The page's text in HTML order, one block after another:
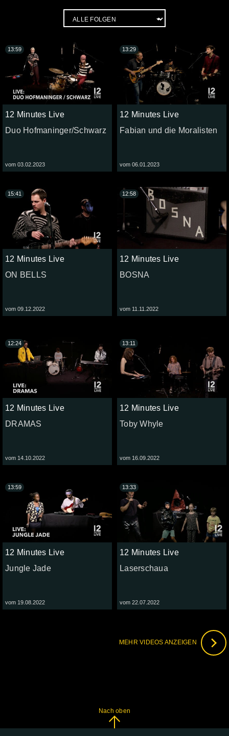
12 Minutes Live
Duo Hofmaninger/Schwarz
vom 03.02.2023
13:59
12 Minutes Live
Fabian und die Moralisten
vom 06.01.2023
13:29
12 Minutes Live
ON BELLS
vom 09.12.2022
15:41
12 Minutes Live
BOSNA
vom 11.11.2022
12:58
12 Minutes Live
DRAMAS
vom 14.10.2022
12:24
12 Minutes Live
Toby Whyle
vom 16.09.2022
13:11
12 Minutes Live
Jungle Jade
vom 19.08.2022
13:59
12 Minutes Live
Laserschaua
vom 22.07.2022
13:33
MEHR VIDEOS ANZEIGEN
Nach oben